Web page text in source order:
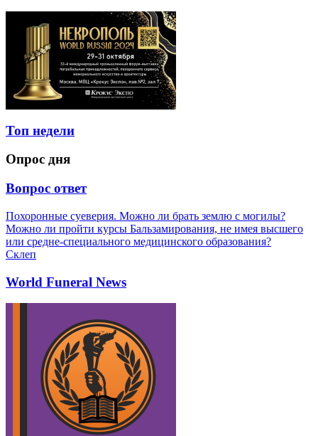
Топ недели
Опрос дня
Вопрос ответ
Похоронные суеверия. Можно ли брать землю с могилы?
Можно ли пройти курсы Бальзамирования, не имея высшего
или средне-специального медицинского образования?
Склеп
World Funeral News